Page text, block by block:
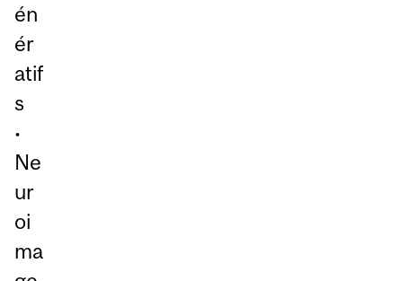
én
ér
atif
s
•
Ne
ur
oi
ma